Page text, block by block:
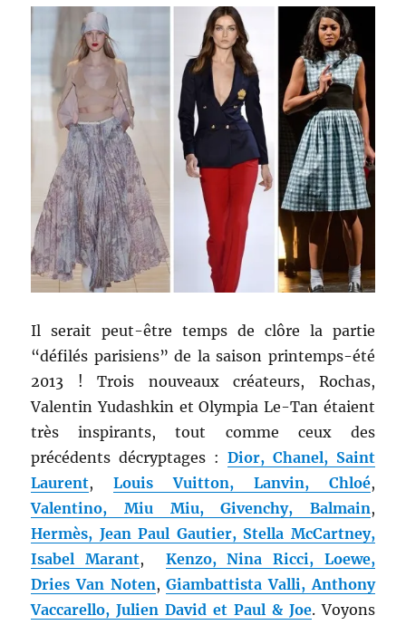
/
Fendi
Versace
/
Cavalli
Il serait peut-être temps de clôre la partie
“défilés parisiens” de la saison printemps-été
2013 ! Trois nouveaux créateurs, Rochas,
Valentin Yudashkin et Olympia Le-Tan étaient
très inspirants, tout comme ceux des
précédents décryptages : Dior, Chanel, Saint
Laurent,Louis Vuitton, Lanvin, Chloé,
Valentino, Miu Miu, Givenchy, Balmain,
Hermès, Jean Paul Gautier, Stella McCartney,
Isabel Marant,
Kenzo, Nina Ricci, Loewe,
Dries Van Noten,Giambattista Valli, Anthony
Vaccarello, Julien David et Paul & Joe. Voyons